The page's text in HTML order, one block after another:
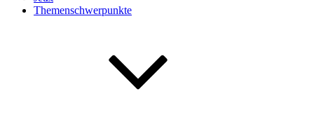
Themenschwerpunkte